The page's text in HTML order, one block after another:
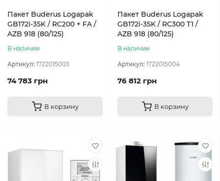
Пакет Buderus Logapak
GB172i-35K / RC200 + FA /
AZB 918 (80/125)
В наличии
Артикул: 1722015003
74 783 грн
В корзину
Пакет Buderus Logapak
GB172i-35K / RC300 T1 /
AZB 918 (80/125)
В наличии
Артикул: 1722015004
76 812 грн
В корзину